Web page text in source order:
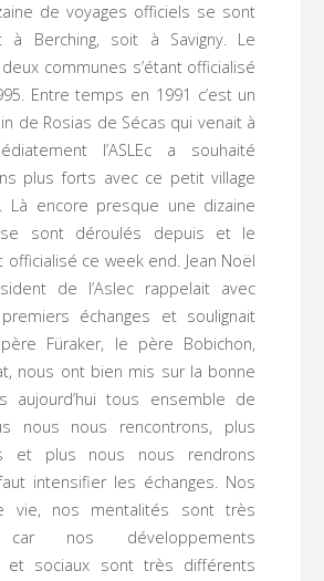
de voyages officiels se sont
à Berching, soit à Savigny. Le
communes s’étant officialisé
Entre temps en 1991 c’est un
de Rosias de Sécas qui venait à
l’ASLEc a souhaité
plus forts avec ce petit village
Là encore presque une dizaine
sont déroulés depuis et le
officialisé ce week end. Jean Noël
de l’Aslec rappelait avec
échanges et soulignait
Füraker, le père Bobichon,
nous ont bien mis sur la bonne
aujourd’hui tous ensemble de
nous nous rencontrons, plus
et plus nous nous rendrons
intensifier les échanges. Nos
vie, nos mentalités sont très
car nos développements
et sociaux sont très différents